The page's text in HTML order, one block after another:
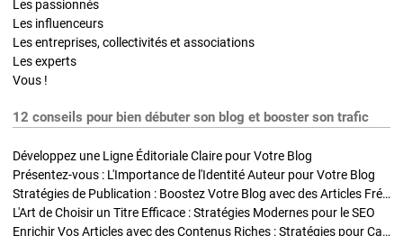
Les passionnés
Les influenceurs
Les entreprises, collectivités et associations
Les experts
Vous !
12 conseils pour bien débuter son blog et booster son trafic
Développez une Ligne Éditoriale Claire pour Votre Blog
Présentez-vous : L'Importance de l'Identité Auteur pour Votre Blog
Stratégies de Publication : Boostez Votre Blog avec des Articles Fréquents et Exclusifs
L'Art de Choisir un Titre Efficace : Stratégies Modernes pour le SEO
Enrichir Vos Articles avec des Contenus Riches : Stratégies pour Captiver et Optimiser